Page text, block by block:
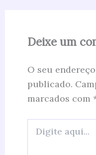
Deixe um
O seu
publicado.
marcados com
aqui...